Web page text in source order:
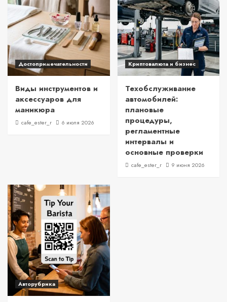
Достопримечательности
Виды инструментов и
аксессуаров для
маникюра
cafe_ester_r 6 июля 2026
Криптовалюта и бизнес
Техобслуживание
автомобилей:
плановые
процедуры,
регламентные
интервалы и
основные проверки
cafe_ester_r 9 июня 2026
Авторубрика